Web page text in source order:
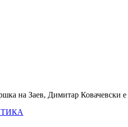
на Заев, Димитар Ковачевски